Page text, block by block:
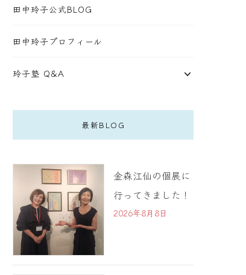
田中玲子公式BLOG
田中玲子プロフィール
玲子塾 Q&A
最新BLOG
金森江仙の個展に
行ってきました！
2026年8月8日